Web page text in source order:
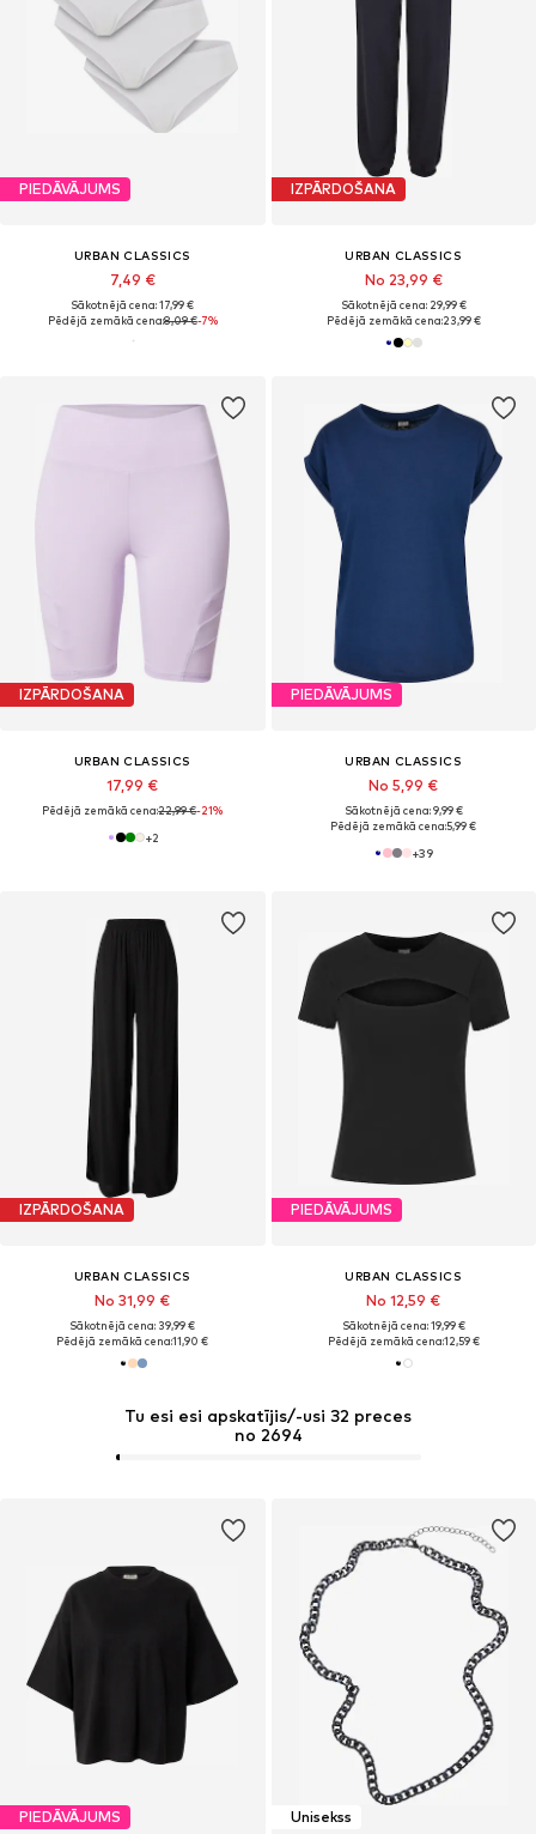
PIEDĀVĀJUMS
URBAN CLASSICS
7,49 €
Sākotnējā cena: 17,99 €
Pēdējā zemākā cena:8,09 €-7%
IZPĀRDOŠANA
URBAN CLASSICS
No 23,99 €
Sākotnējā cena: 29,99 €
Pēdējā zemākā cena:23,99 €
Tu esi esi apskatījis/-usi 32 preces
no 2694
IZPĀRDOŠANA
URBAN CLASSICS
17,99 €
Pēdējā zemākā cena:22,99 €-21%
+2
PIEDĀVĀJUMS
URBAN CLASSICS
No 5,99 €
Sākotnējā cena: 9,99 €
Pēdējā zemākā cena:5,99 €
+39
IZPĀRDOŠANA
URBAN CLASSICS
No 31,99 €
Sākotnējā cena: 39,99 €
Pēdējā zemākā cena:11,90 €
PIEDĀVĀJUMS
URBAN CLASSICS
No 12,59 €
Sākotnējā cena: 19,99 €
Pēdējā zemākā cena:12,59 €
PIEDĀVĀJUMS Unisekss